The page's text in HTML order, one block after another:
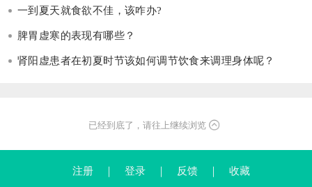
一到夏天就食欲不佳，该咋办?
脾胃虚寒的表现有哪些？
肾阳虚患者在初夏时节该如何调节饮食来调理身体呢？
已经到底了，请往上继续浏览
注册 ｜ 登录 ｜ 反馈 ｜ 收藏